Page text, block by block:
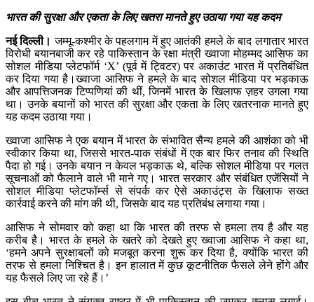
भारत की सुरक्षा और एकता के लिए खतरा मानते हुए उठाया गया यह कदम
नई दिल्ली। जम्मू-कश्मीर के पहलगाम में हुए आतंकी हमले के बाद लगातार भारत
विरोधी बयानबाजी कर रहे पाकिस्तान के रक्षा मंत्री ख्वाजा मोहम्मद आसिफ का
सोशल मीडिया प्लेटफॉर्म ‘X’ (पूर्व में ट्विटर) पर अकाउंट भारत में प्रतिबंधित
कर दिया गया है।ख्वाजा आसिफ ने हमले के बाद सोशल मीडिया पर भड़काऊ
और आपत्तिजनक टिप्पणियां की थीं, जिनमें भारत के खिलाफ ज़हर उगला गया
था। उनके बयानों को भारत की सुरक्षा और एकता के लिए खतरनाक मानते हुए
यह कदम उठाया गया।
ख्वाजा आसिफ ने एक बयान में भारत के संभावित सैन्य हमले की आशंका को भी
स्वीकार किया था, जिससे भारत-पाक संबंधों में एक बार फिर तनाव की स्थिति
पैदा हो गई। उनके बयान न केवल भड़काऊ थे, बल्कि सोशल मीडिया पर गलत
सूचनाओं को फैलाने वाले भी माने गए। भारत सरकार और संबंधित एजेंसियों ने
सोशल मीडिया प्लेटफॉर्म्स से संपर्क कर ऐसे अकाउंट्स के खिलाफ सख्त
कार्रवाई करने की मांग की थी, जिसके बाद यह प्रतिबंध लगाया गया।
आसिफ ने सोमवार को कहा था कि भारत की तरफ से हमला तय है और यह
करीब है। भारत के हमले के खतरे को देखते हुए ख्वाजा आसिफ ने कहा था,
‘हमने अपने सुरक्षाबलों को मजबूत करना शुरू कर दिया है, क्योंकि भारत की
तरफ से हमला निश्चित है। इन हालात में कुछ कूटनीतिक फैसले लेने होंगे और
यह फैसले लिए जा रहे हैं।’